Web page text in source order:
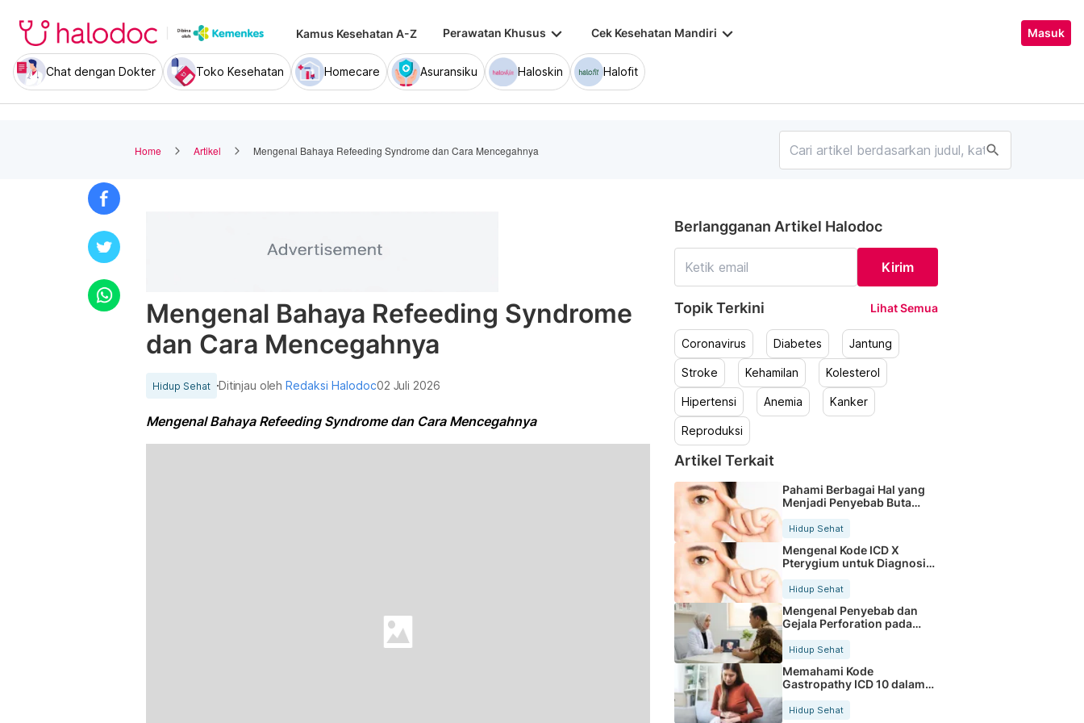
Kamus Kesehatan A-Z Perawatan Khusus keyboard_arrow_down Cek Kesehatan Mandiri keyboard_arrow_down Masuk
Chat dengan Dokter Toko Kesehatan Homecare Asuransiku Haloskin Halofit
Home Artikel Mengenal Bahaya Refeeding Syndrome dan Cara Mencegahnya search
Mengenal Bahaya Refeeding Syndrome
dan Cara Mencegahnya
Hidup Sehat Ditinjau olehRedaksi Halodoc02 Juli 2026
Mengenal Bahaya Refeeding Syndrome dan Cara Mencegahnya
Berlangganan Artikel Halodoc
Kirim
Topik Terkini Lihat Semua
Coronavirus Diabetes Jantung
Stroke Kehamilan Kolesterol
Hipertensi Anemia Kanker
Reproduksi
Artikel Terkait
Pahami Berbagai Hal yang
Menjadi Penyebab Buta
Hidup Sehat
Mengenal Kode ICD X
Pterygium untuk Diagnosis
Hidup Sehat
Mengenal Penyebab dan
Gejala Perforation pada
Tubuh
Hidup Sehat
Memahami Kode
Gastropathy ICD 10 dalam
Rekam Medis Pasien
Hidup Sehat